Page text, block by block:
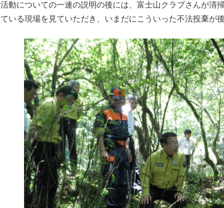
活動についての一連の説明の後には、富士山クラブさんが清
ている現場を見ていただき、いまだにこういった不法投棄が